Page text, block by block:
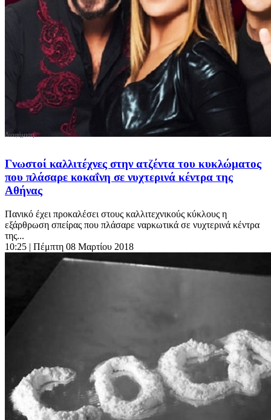
Γνωστοί καλλιτέχνες στην ατζέντα του κυκλώματος
που πλάσαρε κοκαΐνη σε νυχτερινά κέντρα της
Αθήνας
Πανικό έχει προκαλέσει στους καλλιτεχνικούς κύκλους η
εξάρθρωση σπείρας που πλάσαρε ναρκωτικά σε νυχτερινά κέντρα
της...
10:25 | Πέμπτη 08 Μαρτίου 2018